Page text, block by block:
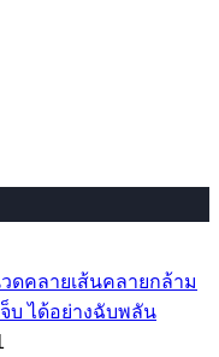
ดคลายเส้นคลายกล้าม
บ ได้อย่างฉับพลัน